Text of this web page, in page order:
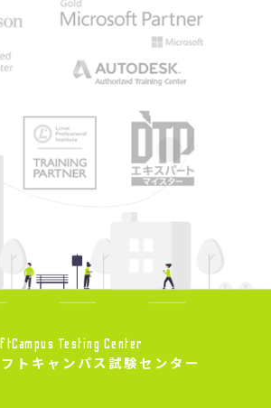
Testing Center
トキャンパス試験センター